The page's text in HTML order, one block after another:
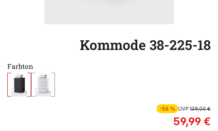
Kommode 38-225-18
Farbton
-56 % UVP139,00 €
59,99 €